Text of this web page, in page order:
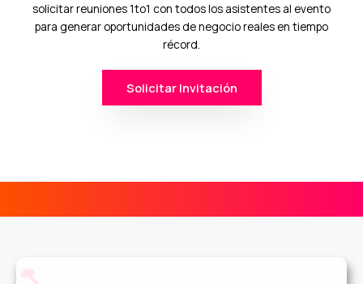
solicitar reuniones 1to1 con todos los asistentes al evento
para generar oportunidades de negocio reales en tiempo
récord.
Solicitar Invitación